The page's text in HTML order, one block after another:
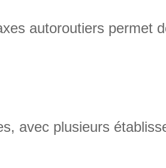
autoroutiers permet
avec plusieurs